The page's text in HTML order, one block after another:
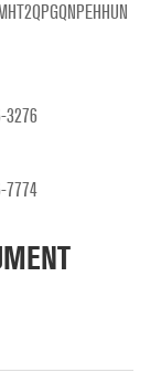
3276
7774